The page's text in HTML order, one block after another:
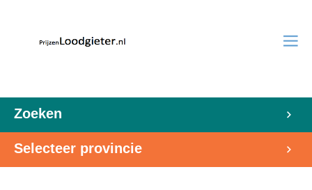
Zoeken
Selecteer provincie